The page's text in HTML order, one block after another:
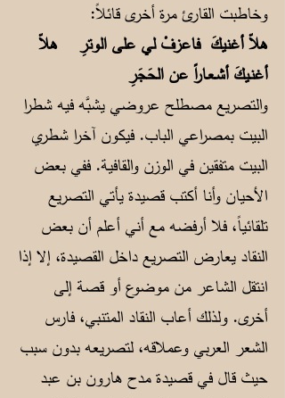
وخاطبت القارئ مرة أخرى قائلاً:
هلاّ أغنيكَ فاعزفْ لي على الوترِهلاّ
أغنـيكَ أشـعـاراً عن الحَجَرِ
والتصريع مصطلح عروضي يشبَّه فيه شطرا
البيت بمصراعي الباب. فيكون آخرا شطري
البيت متفقين في الوزن والقافية. ففي بعض
الأحيان وأنا أكتب قصيدة يأتي التصريع
تلقائياً، فلا أرفضه مع أني أعلم أن بعض
النقاد يعارض التصريع داخل القصيدة، إلا إذا
انتقل الشاعر من موضوع أو قصة إلى
أخرى. ولذلك أعاب النقاد المتنبي، فارس
الشعر العربي وعملاقه، لتصريعه بدون سبب
حيث قال في قصيدة مدح هارون بن عبد